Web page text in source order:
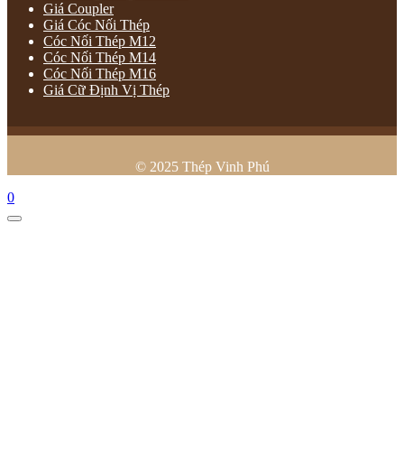
Giá Coupler
Giá Cóc Nối Thép
Cóc Nối Thép M12
Cóc Nối Thép M14
Cóc Nối Thép M16
Giá Cữ Định Vị Thép
© 2025 Thép Vinh Phú
0